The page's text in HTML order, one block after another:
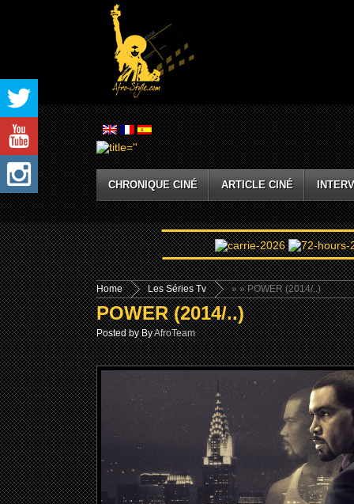
CHRONIQUE CINÉ ARTICLE CINÉ
Home »
Les Séries Tv » POWER (2014/..)
POWER (2014/..)
Posted by ByAfroTeam